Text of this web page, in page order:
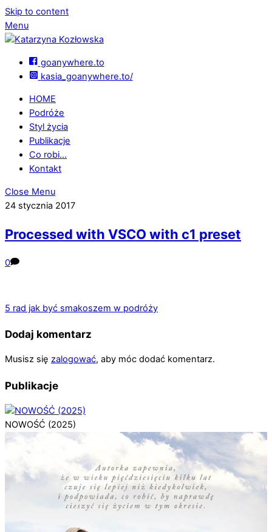
Skip to content
Menu
goanywhere.to
kasia_goanywhere.to/
HOME
Podróże
Styl życia
Publikacje
Co robi…
Kontakt
Close Menu
24 stycznia 2017
Processed with VSCO with c1 preset
0
5 rad jak być smakoszem w podróży
Dodaj komentarz
Musisz się zalogować, aby móc dodać komentarz.
Publikacje
NOWOŚĆ (2025)